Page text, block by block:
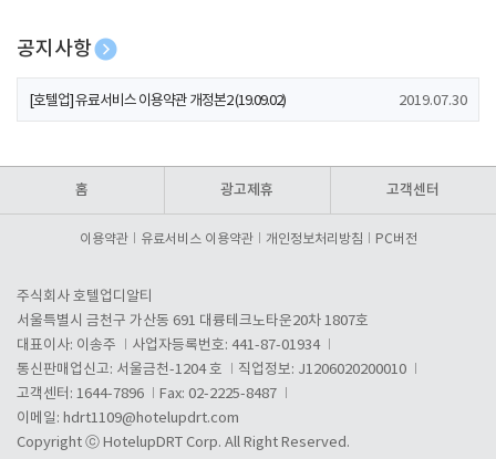
공지사항
[호텔업] 개인정보 처리방침 개정본1 (19.09.02)
[호텔업] 유료서비스 이용약관 개정본2 (19.09.02) 2019.07.30
홈 광고제휴 고객센터
이용약관 유료서비스 이용약관 개인정보처리방침 PC버전
주식회사 호텔업디알티
서울특별시 금천구 가산동 691 대륭테크노타운20차 1807호
대표이사: 이송주
사업자등록번호: 441-87-01934
통신판매업신고: 서울금천-1204 호
직업정보: J1206020200010
고객센터: 1644-7896
Fax: 02-2225-8487
이메일: hdrt1109@hotelupdrt.com
Copyright ⓒ HotelupDRT Corp. All Right Reserved.